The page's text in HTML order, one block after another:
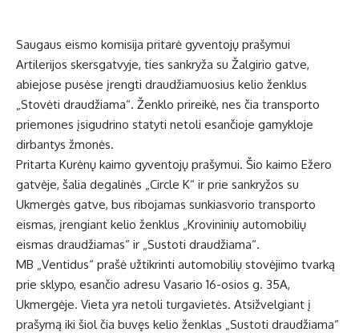
Saugaus eismo komisija pritarė gyventojų prašymui
Artilerijos skersgatvyje, ties sankryža su Žalgirio gatve,
abiejose pusėse įrengti draudžiamuosius kelio ženklus
„Stovėti draudžiama“. Ženklo prireikė, nes čia transporto
priemones įsigudrino statyti netoli esančioje gamykloje
dirbantys žmonės.
Pritarta Kurėnų kaimo gyventojų prašymui. Šio kaimo Ežero
gatvėje, šalia degalinės „Circle K“ ir prie sankryžos su
Ukmergės gatve, bus ribojamas sunkiasvorio transporto
eismas, įrengiant kelio ženklus „Krovininių automobilių
eismas draudžiamas“ ir „Sustoti draudžiama“.
MB „Ventidus“ prašė užtikrinti automobilių stovėjimo tvarką
prie sklypo, esančio adresu Vasario 16-osios g. 35A,
Ukmergėje. Vieta yra netoli turgavietės. Atsižvelgiant į
prašymą iki šiol čia buvęs kelio ženklas „Sustoti draudžiama“